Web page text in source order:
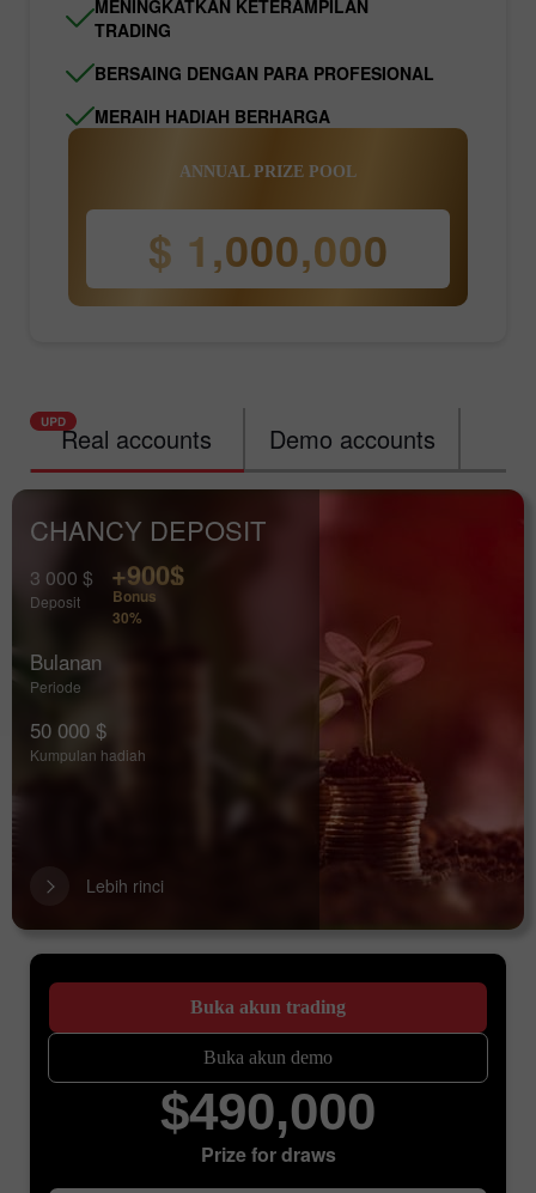
MENINGKATKAN KETERAMPILAN
TRADING
BERSAING DENGAN PARA PROFESIONAL
MERAIH HADIAH BERHARGA
ANNUAL PRIZE POOL
$ 1,000,000
Real accounts Demo accounts
CHANCY DEPOSIT
3 000 $
Deposit
+900$
Bonus
30%
Bulanan
Periode
50 000 $
Kumpulan hadiah
Lebih rinci
$490,000
Prize for draws
Buka akun trading
Buka akun demo